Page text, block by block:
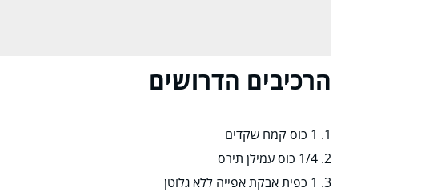
הרכיבים הדרושים
1. 1 כוס קמח שקדים
2. 1/4 כוס עמילן תירס
3. 1 כפית אבקת אפייה ללא גלוטן